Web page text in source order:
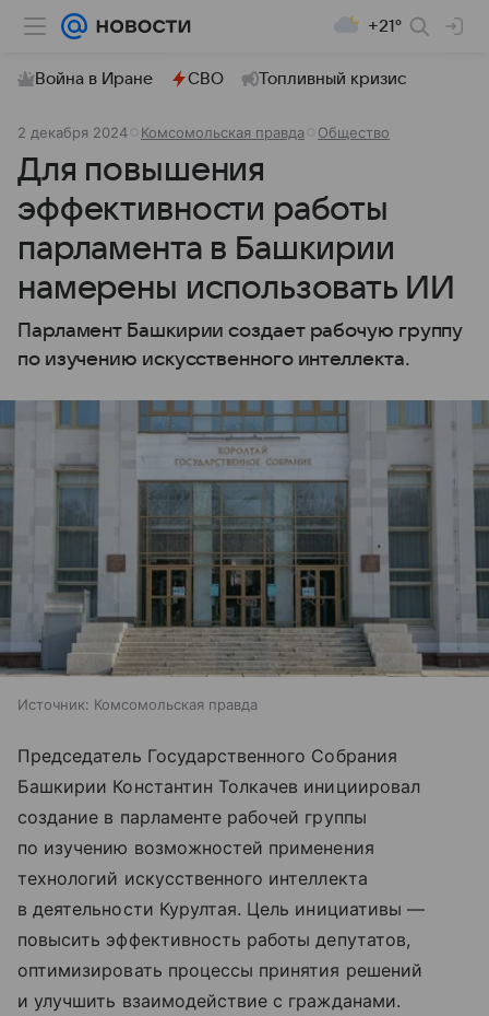
+21°
Война в Иране СВО Топливный кризис
2 декабря 2024 Комсомольская правда Общество
Для повышения
эффективности работы
парламента в Башкирии
намерены использовать ИИ
Парламент Башкирии создает рабочую группу
по изучению искусственного интеллекта.
Источник: Комсомольская правда
Председатель Государственного Собрания
Башкирии Константин Толкачев инициировал
создание в парламенте рабочей группы
по изучению возможностей применения
технологий искусственного интеллекта
в деятельности Курултая. Цель инициативы —
повысить эффективность работы депутатов,
оптимизировать процессы принятия решений
и улучшить взаимодействие с гражданами.